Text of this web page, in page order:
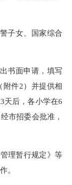
子女、国家综合
书面申请，填写
附件2）并提供相
天后，各小学在6
市招委会批准，
理暂行规定》等
。